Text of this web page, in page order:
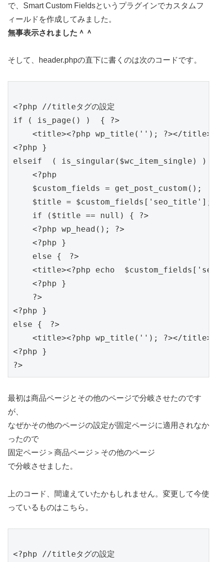
で、Smart Custom Fieldsというプラグインでカスタムフ
ィールドを作成してみました。
無事表示されました＾＾
そして、header.phpの直下に書くのは次のコードです。
<?php //titleタグの設定
if ( is_page() )  { ?>
    <title><?php wp_title(''); ?></title>
<?php }
elseif  ( is_singular($wc_item_single) )
    <?php
    $custom_fields = get_post_custom();
    $title = $custom_fields['seo_title'];
    if ($title == null) { ?>
    <?php wp_head(); ?>
    <?php }
    else {　?>
<title><?php echo
    <?php }
    ?>
<?php }
else {　?>
    <title><?php wp_title(''); ?></title>
<?php }
最初は商品ページとその他のページで分岐させたのです
が、
なぜかその他のページの設定が固定ページに適用されなか
ったので
固定ページ＞商品ページ＞その他のページ
で分岐させました。
上のコード、間違えていたかもしれません。変更して今使
っているものはこちら。
<?php //titleタグの設定